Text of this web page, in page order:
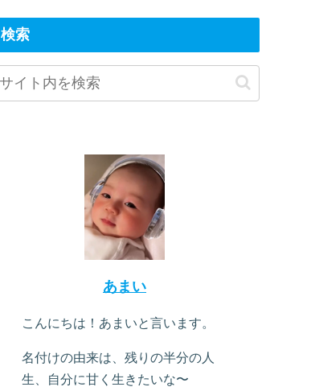
検索
あまい
こんにちは！あまいと言います。
名付けの由来は、残りの半分の人
生、自分に甘く生きたいな〜